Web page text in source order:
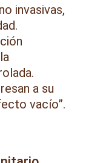
invasivas,
a su
vacío”.